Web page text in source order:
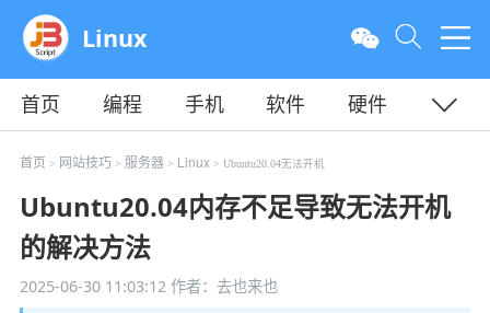
Linux
首页 编程 手机 软件
硬件
教程
平面 服务器
首页 > 网站技巧 > 服务器> Linux> Ubuntu20.04无法开机
Ubuntu20.04内存不足导致无法开机
的解决方法
2025-06-30 11:03:12作者：去也来也